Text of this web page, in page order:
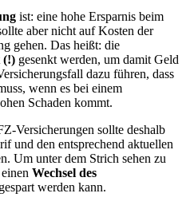
ist: eine hohe Ersparnis beim
aber nicht auf Kosten der
gehen. Das heißt: die
(!) gesenkt werden, um damit Geld
dazu führen, dass
wenn es bei einem
Schaden kommt.
Versicherungen sollte deshalb
und den entsprechend aktuellen
Um unter dem Strich sehen zu
Wechsel des
werden kann.